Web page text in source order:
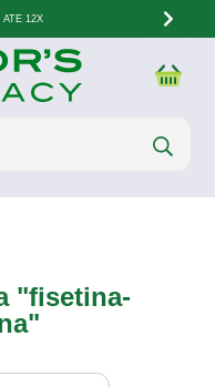
ATÉ 12X
"fisetina-